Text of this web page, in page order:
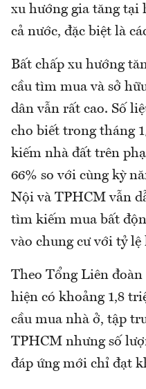
xu hướng gia tăng
cả nước, đặc biệt là
Bất chấp xu hướng
cầu tìm mua và sở
dân vẫn rất cao. Số
cho biết trong tháng
kiếm nhà đất trên
66% so với cùng kỳ
Nội và TPHCM vẫn
tìm kiếm mua bất
vào chung cư với tỷ
Theo Tổng Liên
hiện có khoảng 1,8
cầu mua nhà ở, tập
TPHCM nhưng số
đáp ứng mới chỉ đạt